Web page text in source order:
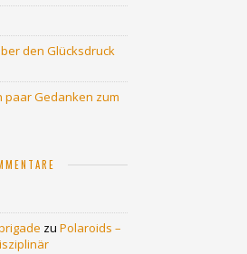
den Glücksdruck
paar Gedanken zum
zu Polaroids –